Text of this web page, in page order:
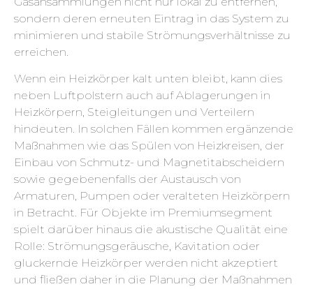
sondern deren erneuten Eintrag in das System zu
minimieren und stabile Strömungsverhältnisse zu
erreichen.
Wenn ein Heizkörper kalt unten bleibt, kann dies
neben Luftpolstern auch auf Ablagerungen in
Heizkörpern, Steigleitungen und Verteilern
hindeuten. In solchen Fällen kommen ergänzende
Maßnahmen wie das Spülen von Heizkreisen, der
Einbau von Schmutz- und Magnetitabscheidern
sowie gegebenenfalls der Austausch von
Armaturen, Pumpen oder veralteten Heizkörpern
in Betracht. Für Objekte im Premiumsegment
spielt darüber hinaus die akustische Qualität eine
Rolle: Strömungsgeräusche, Kavitation oder
gluckernde Heizkörper werden nicht akzeptiert
und fließen daher in die Planung der Maßnahmen